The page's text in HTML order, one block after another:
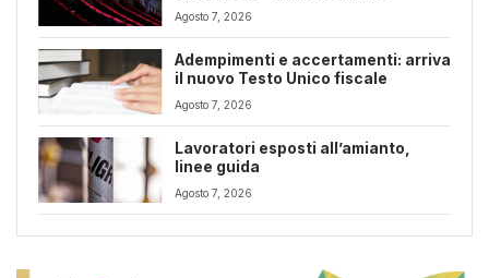
Agosto 7, 2026
Adempimenti e accertamenti: arriva
il nuovo Testo Unico fiscale
Agosto 7, 2026
Lavoratori esposti all’amianto,
linee guida
Agosto 7, 2026